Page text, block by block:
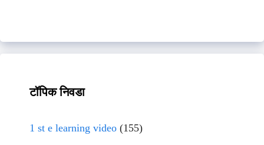
टॉपिक निवडा
1 st e learning video (155)